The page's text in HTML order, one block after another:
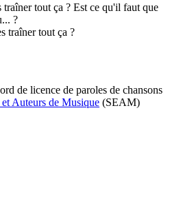
traîner tout ça ? Est ce qu'il faut que
?
traîner tout ça ?
de licence de paroles de chansons
Auteurs de Musique (SEAM)